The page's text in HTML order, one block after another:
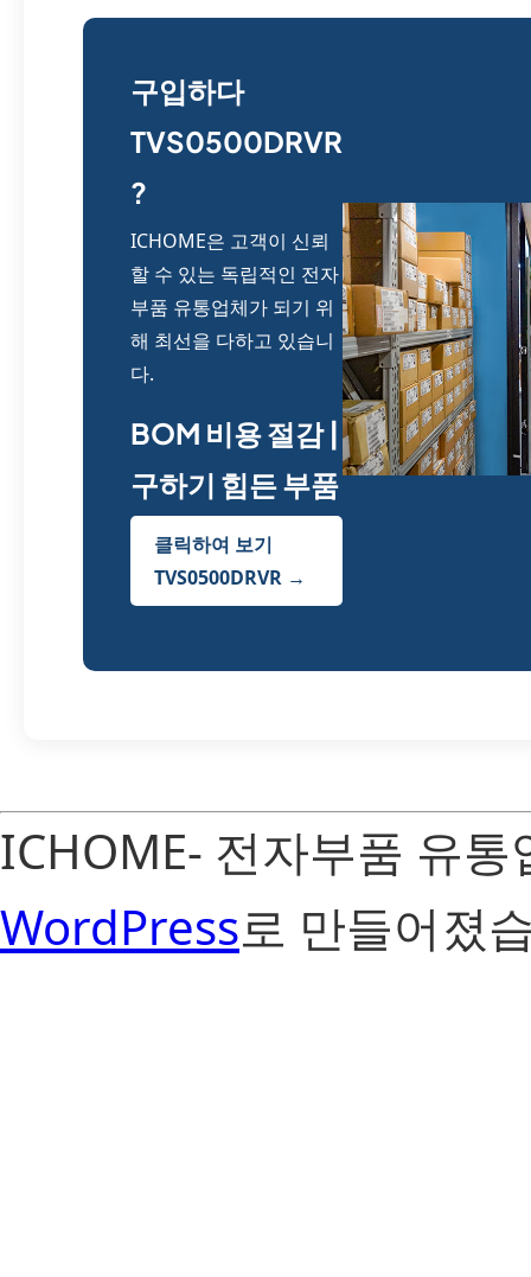
구입하다
TVS0500DRVR
?
ICHOME은 고객이 신뢰
할 수 있는 독립적인 전자
부품 유통업체가 되기 위
해 최선을 다하고 있습니
다.
BOM 비용 절감 |
구하기 힘든 부품
클릭하여 보기
TVS0500DRVR →
ICHOME- 전자부품 유
WordPress로 만들어졌